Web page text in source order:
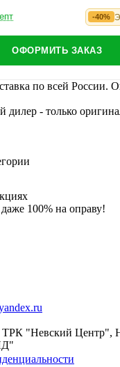
-40%
ОФОРМИТЬ ЗАКАЗ
по всей России.
дилер - только
100% на оправу!
ТРК "Невский Центр",